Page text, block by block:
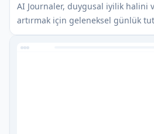
AI Journaler, duygusal iyilik halini
artırmak için geleneksel günlük
ve konuşma yetenekleriyle
Windows PC uygulamasıdır.